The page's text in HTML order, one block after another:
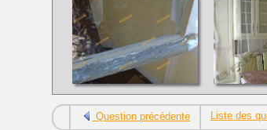
Question précédente Liste des